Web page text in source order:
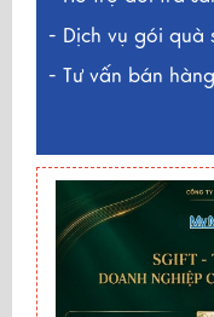
- Dịch vụ gói quà
- Tư vấn bán